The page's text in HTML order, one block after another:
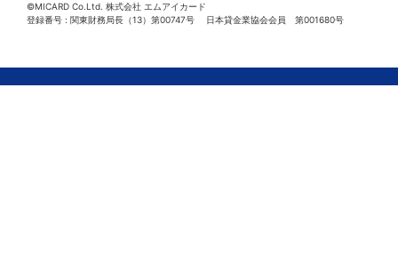
©MICARD Co.Ltd. 株式会社 エムアイカード
登録番号 : 関東財務局長（13）第00747号 日本貸金業協会会員 第001680号